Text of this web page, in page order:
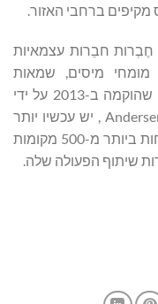
ברחבי האזור.
חֶבְרות חבֵרות עצמאיות
מומחי מיסים, שמאות
ומשפט ברחבי העולם. לאנדרסן גלובל, שהוקמה ב-2013 על ידי
החֶבְרה החֲבֵרה האמריקנית Andersen Tax LLC , יש עכשיו יותר
מ-18,000 אנשי מקצוע בכל העולם ונוכחות ביותר מ-500 מקומות
שיתוף הפעולה שלה.